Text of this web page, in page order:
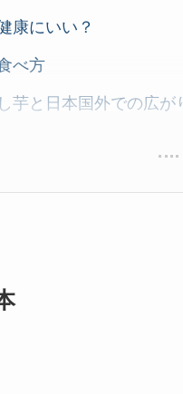
康にいい？
べ方
芋と日本国外での広が